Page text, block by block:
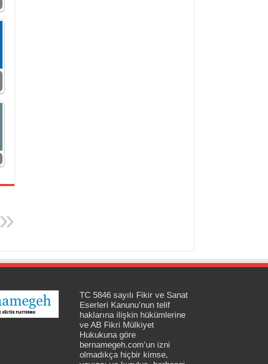
TC 5846 sayılı Fikir ve Sanat
Eserleri Kanunu’nun telif
haklarına ilişkin hükümlerine
ve AB Fikri Mülkiyet
Hukukuna göre
bernamegeh.com’un izni
olmadıkça hiçbir kimse,